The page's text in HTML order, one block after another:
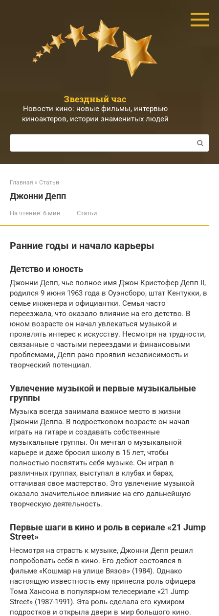
Звездный час
Новости кино: новые фильмы, интервью
киноактеров, истории знаменитых людей
Поиск:
Главная » Статьи
Джонни Депп
На чтение: 6 мин Статьи
Ранние годы и начало карьеры
Детство и юность
Джонни Депп, чье полное имя Джон Кристофер Депп II,
родился 9 июня 1963 года в Оуэнсборо, штат Кентукки, в
семье инженера и официантки. Семья часто
переезжала, что оказало влияние на его детство. В
юном возрасте он начал увлекаться музыкой и
проявлять интерес к искусству. Несмотря на трудности,
связанные с частыми переездами и финансовыми
проблемами, Депп рано проявил независимость и
творческий потенциал.
Увлечение музыкой и первые музыкальные
группы
Музыка всегда занимала важное место в жизни
Джонни Деппа. В подростковом возрасте он начал
играть на гитаре и создавать собственные
музыкальные группы. Он мечтал о музыкальной
карьере и даже бросил школу в 15 лет, чтобы
полностью посвятить себя музыке. Он играл в
различных группах, выступал в клубах и барах,
оттачивая свое мастерство. Это увлечение музыкой
оказало значительное влияние на его дальнейшую
творческую деятельность.
Первые шаги в кино и роль в сериале «21 Jump
Street»
Несмотря на страсть к музыке, Джонни Депп решил
попробовать себя в кино. Его дебют состоялся в
фильме «Кошмар на улице Вязов» (1984). Однако
настоящую известность ему принесла роль офицера
Тома Хансона в популярном телесериале «21 Jump
Street» (1987-1991). Эта роль сделала его кумиром
подростков и открыла двери в мир большого кино.